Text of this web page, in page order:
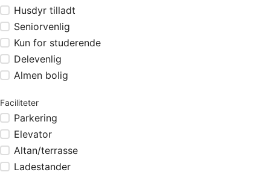
Husdyr tilladt
Seniorvenlig
Kun for studerende
Delevenlig
Almen bolig
Faciliteter
Parkering
Elevator
Altan/terrasse
Ladestander